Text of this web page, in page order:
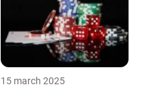
15 march 2025